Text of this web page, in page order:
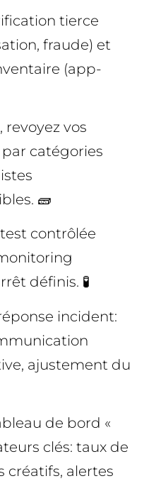
tierce
fraude) et
(app-
revoyez vos
catégories
🧱
contrôlée
définis. 🧪
incident:
ajustement du
de bord «
clés: taux de
créatifs, alertes